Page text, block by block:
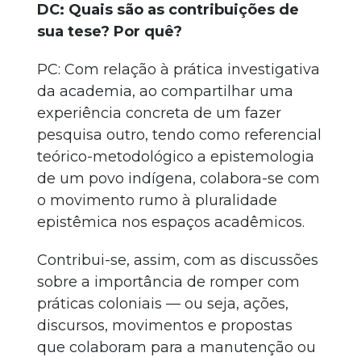
DC: Quais são as contribuições de
sua tese? Por quê?
PC: Com relação à prática investigativa
da academia, ao compartilhar uma
experiência concreta de um fazer
pesquisa outro, tendo como referencial
teórico-metodológico a epistemologia
de um povo indígena, colabora-se com
o movimento rumo à pluralidade
epistêmica nos espaços acadêmicos.
Contribui-se, assim, com as discussões
sobre a importância de romper com
práticas coloniais — ou seja, ações,
discursos, movimentos e propostas
que colaboram para a manutenção ou